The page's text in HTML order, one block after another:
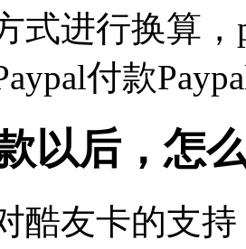
式进行换算
付款
以后，怎
酷友卡的支